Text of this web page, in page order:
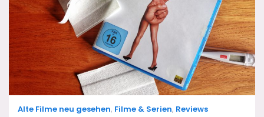
Categories
Alte Filme neu gesehen, Filme & Serien, Reviews